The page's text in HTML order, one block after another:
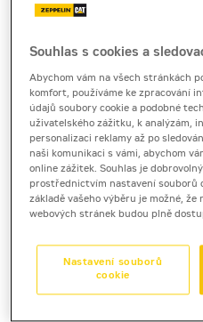
Souhlas s cookies a
Abychom vám na všech stránkách
komfort, používáme ke zpracování
údajů soubory cookie a podobné
uživatelského zážitku, k analýzám,
personalizaci reklamy až po
naši komunikaci s vámi, abychom
online zážitek. Souhlas je
prostřednictvím nastavení souborů
základě vašeho výběru je možné, že
webových stránek budou plně
Nastavení souborů
cookie